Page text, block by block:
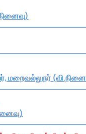
மறைவல்லுநர்